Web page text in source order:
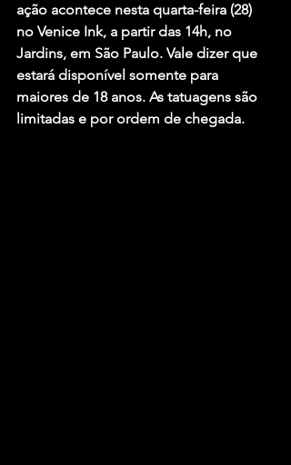
ação acontece nesta quarta-feira (28)
no Venice Ink, a partir das 14h, no
Jardins, em São Paulo. Vale dizer que
estará disponível somente para
maiores de 18 anos. As tatuagens são
limitadas e por ordem de chegada.